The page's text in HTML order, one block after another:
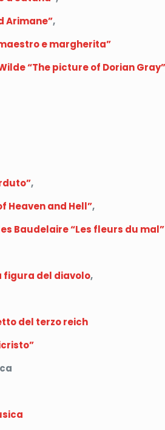
Arimane”,
e margherita”
“The picture of Dorian
,
Heaven and Hell”,
Baudelaire “Les fleurs du mal”
figura del diavolo,
del terzo reich